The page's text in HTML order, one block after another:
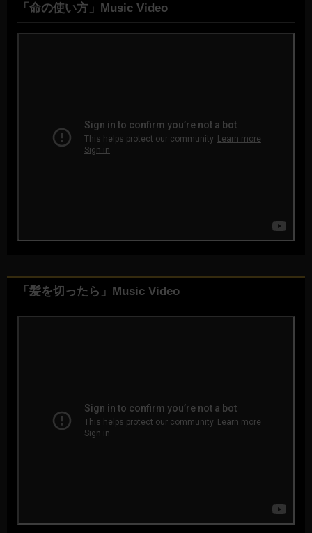
「命の使い方」Music Video
「髪を切ったら」Music Video